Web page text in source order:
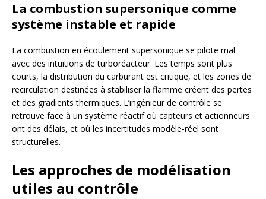
La combustion supersonique comme
système instable et rapide
La combustion en écoulement supersonique se pilote mal
avec des intuitions de turboréacteur. Les temps sont plus
courts, la distribution du carburant est critique, et les zones de
recirculation destinées à stabiliser la flamme créent des pertes
et des gradients thermiques. L’ingénieur de contrôle se
retrouve face à un système réactif où capteurs et actionneurs
ont des délais, et où les incertitudes modèle-réel sont
structurelles.
Les approches de modélisation
utiles au contrôle